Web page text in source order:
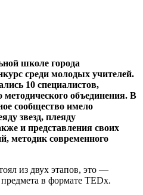
школе города
среди молодых учителей.
10 специалистов,
объединения. В
сообщество имело
звезд, плеяду
и представления своих
методик современного
из двух этапов, это —
в формате ТEDх.